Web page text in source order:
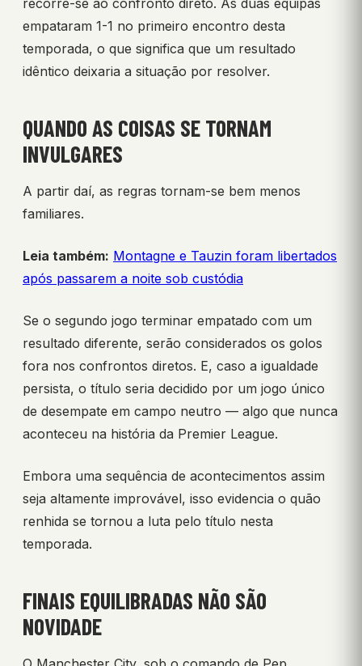
recorre-se ao confronto direto. As duas equipas
empataram 1-1 no primeiro encontro desta
temporada, o que significa que um resultado
idêntico deixaria a situação por resolver.
QUANDO AS COISAS SE TORNAM
INVULGARES
A partir daí, as regras tornam-se bem menos
familiares.
Leia também: Montagne e Tauzin foram libertados
após passarem a noite sob custódia
Se o segundo jogo terminar empatado com um
resultado diferente, serão considerados os golos
fora nos confrontos diretos. E, caso a igualdade
persista, o título seria decidido por um jogo único
de desempate em campo neutro — algo que nunca
aconteceu na história da Premier League.
Embora uma sequência de acontecimentos assim
seja altamente improvável, isso evidencia o quão
renhida se tornou a luta pelo título nesta
temporada.
FINAIS EQUILIBRADAS NÃO SÃO
NOVIDADE